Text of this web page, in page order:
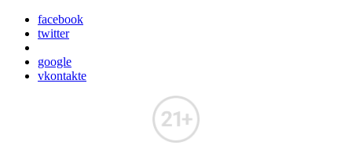
facebook
twitter
google
vkontakte